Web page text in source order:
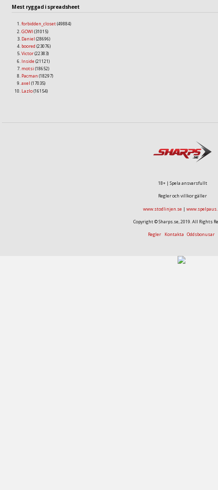
Mest ryggad i spreadsheet
forbidden_closet(49884)
GOWI (31015)
Daniel (28696)
boored (23076)
Victor(22383)
Inside (21121)
motsi (18652)
Pacman (18297)
axel (17035)
Lazlo(16154)
18+ | Spela ansvarsfullt
Regler och villkor gäller
www.stodlinjen.se |
Copyright © Sharps.se, 2019. All Rights
Regler Kontakta Oddsbonusar